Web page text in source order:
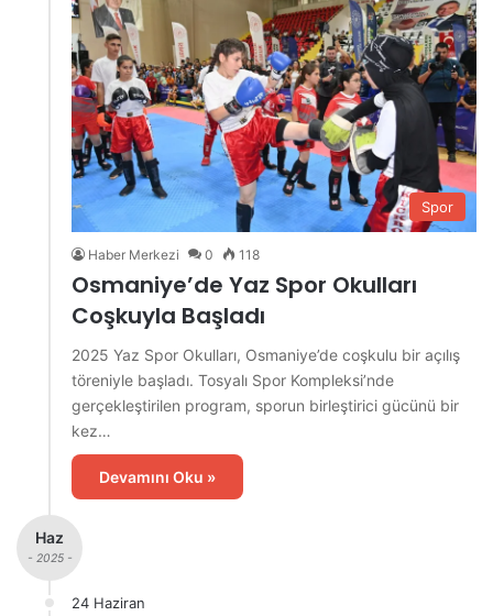
Spor
Haber Merkezi 0 118
Osmaniye’de Yaz Spor Okulları
Coşkuyla Başladı
2025 Yaz Spor Okulları, Osmaniye’de coşkulu bir açılış
töreniyle başladı. Tosyalı Spor Kompleksi’nde
gerçekleştirilen program, sporun birleştirici gücünü bir
kez…
Devamını Oku »
Haz
- 2025 -
24 Haziran